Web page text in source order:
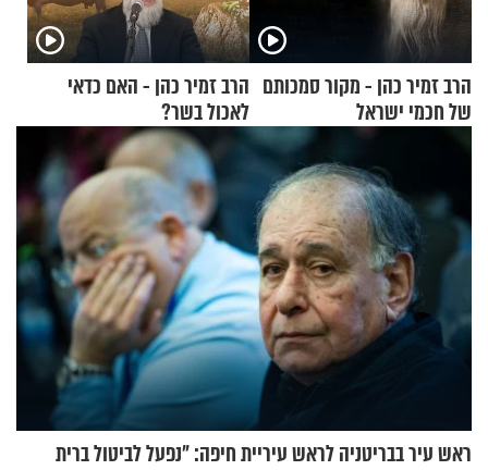
הרב זמיר כהן - מקור סמכותם
של חכמי ישראל
הרב זמיר כהן - האם כדאי
לאכול בשר?
ראש עיר בבריטניה לראש עיריית חיפה: ״נפעל לביטול ברית